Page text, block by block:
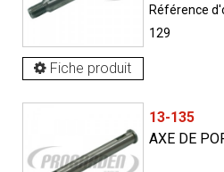
Fiche produit
Référence
129
13-135
AXE DE